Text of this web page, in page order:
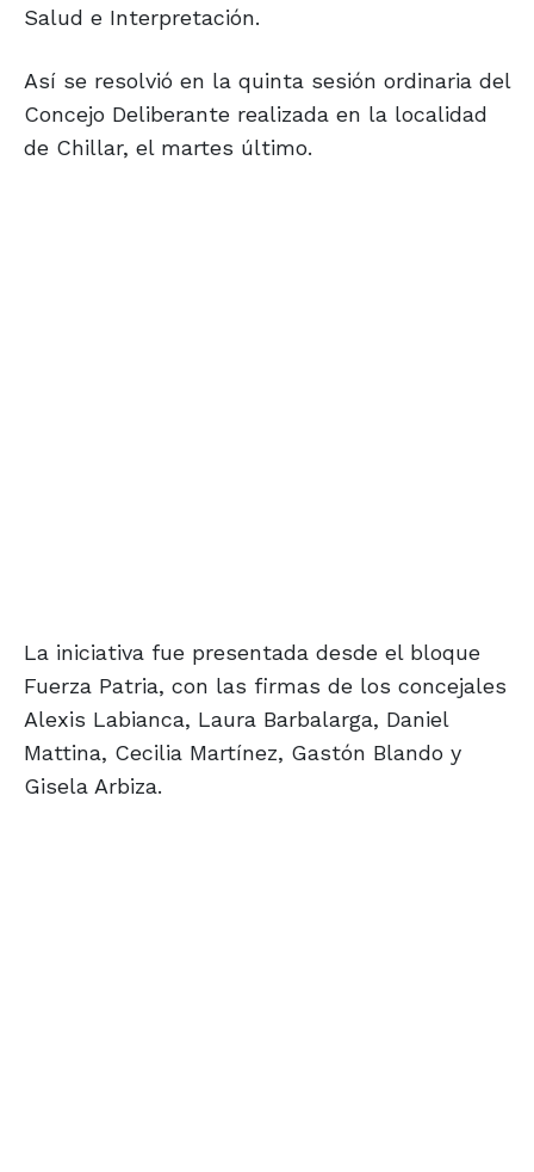
Salud e Interpretación.
Así se resolvió en la quinta sesión ordinaria del
Concejo Deliberante realizada en la localidad
de Chillar, el martes último.
La iniciativa fue presentada desde el bloque
Fuerza Patria, con las firmas de los concejales
Alexis Labianca, Laura Barbalarga, Daniel
Mattina, Cecilia Martínez, Gastón Blando y
Gisela Arbiza.